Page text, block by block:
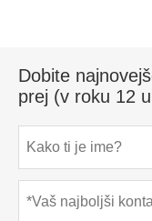
Dobite
prej (v roku 12